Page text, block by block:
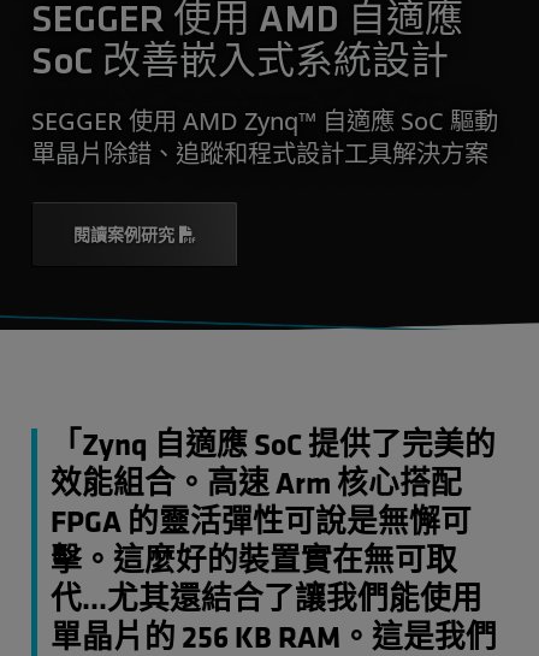
SEGGER 使用 AMD 自適應
SoC 改善嵌入式系統設計
SEGGER 使用 AMD Zynq™ 自適應 SoC 驅動
單晶片除錯、追蹤和程式設計工具解決方案
閱讀案例研究
「Zynq 自適應 SoC 提供了完美的
效能組合。高速 Arm 核心搭配
FPGA 的靈活彈性可說是無懈可
擊。這麼好的裝置實在無可取
代...尤其還結合了讓我們能使用
單晶片的 256 KB RAM。這是我們